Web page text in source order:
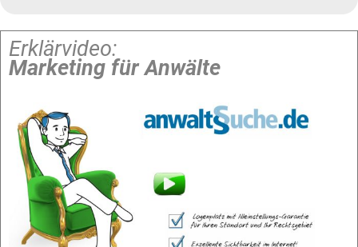
Erklärvideo:
Marketing für Anwälte